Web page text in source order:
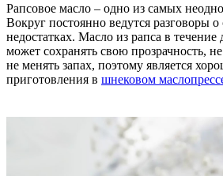
Рапсовое масло – одно из самых
Вокруг постоянно ведутся разговоры
недостатках. Масло из рапса в течение
может сохранять свою прозрачность,
не менять запах, поэтому является
приготовления в шнековом